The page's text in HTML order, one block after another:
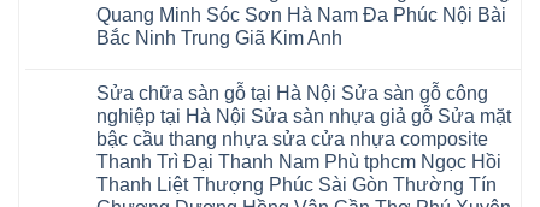
Liêm
Phù
Cừ
Thanh
Xuân
Kim
Động
Văn
Giang
Cầu
Giấy
su
IXPE
Phú
Trì
Thanh
Xuân
Đoan
Hùng
Thanh
Ba
composite
tpHCM
Hoài
Đức
Bình
Dương
Thủ
Đức
Thanh
Xuân
tại
Hà
Nội
nhựa
giả
gỗ
cong
vênh
Sửa
mặt
bậc
Quang Minh Sóc Sơn Hà Nam Đa Phúc Nội Bài
Bắc Ninh Trung Giã Kim Anh
bình
luận
ở
Sửa
chữa
sàn
bị
Sửa chữa sàn gỗ tại Hà Nội Sửa sàn gỗ công
nghiệp tại Hà Nội Sửa sàn nhựa giả gỗ Sửa mặt
bậc cầu thang nhựa sửa cửa nhựa composite
Thanh Trì Đại Thanh Nam Phù tphcm Ngọc Hồi
Thanh Liệt Thượng Phúc Sài Gòn Thường Tín